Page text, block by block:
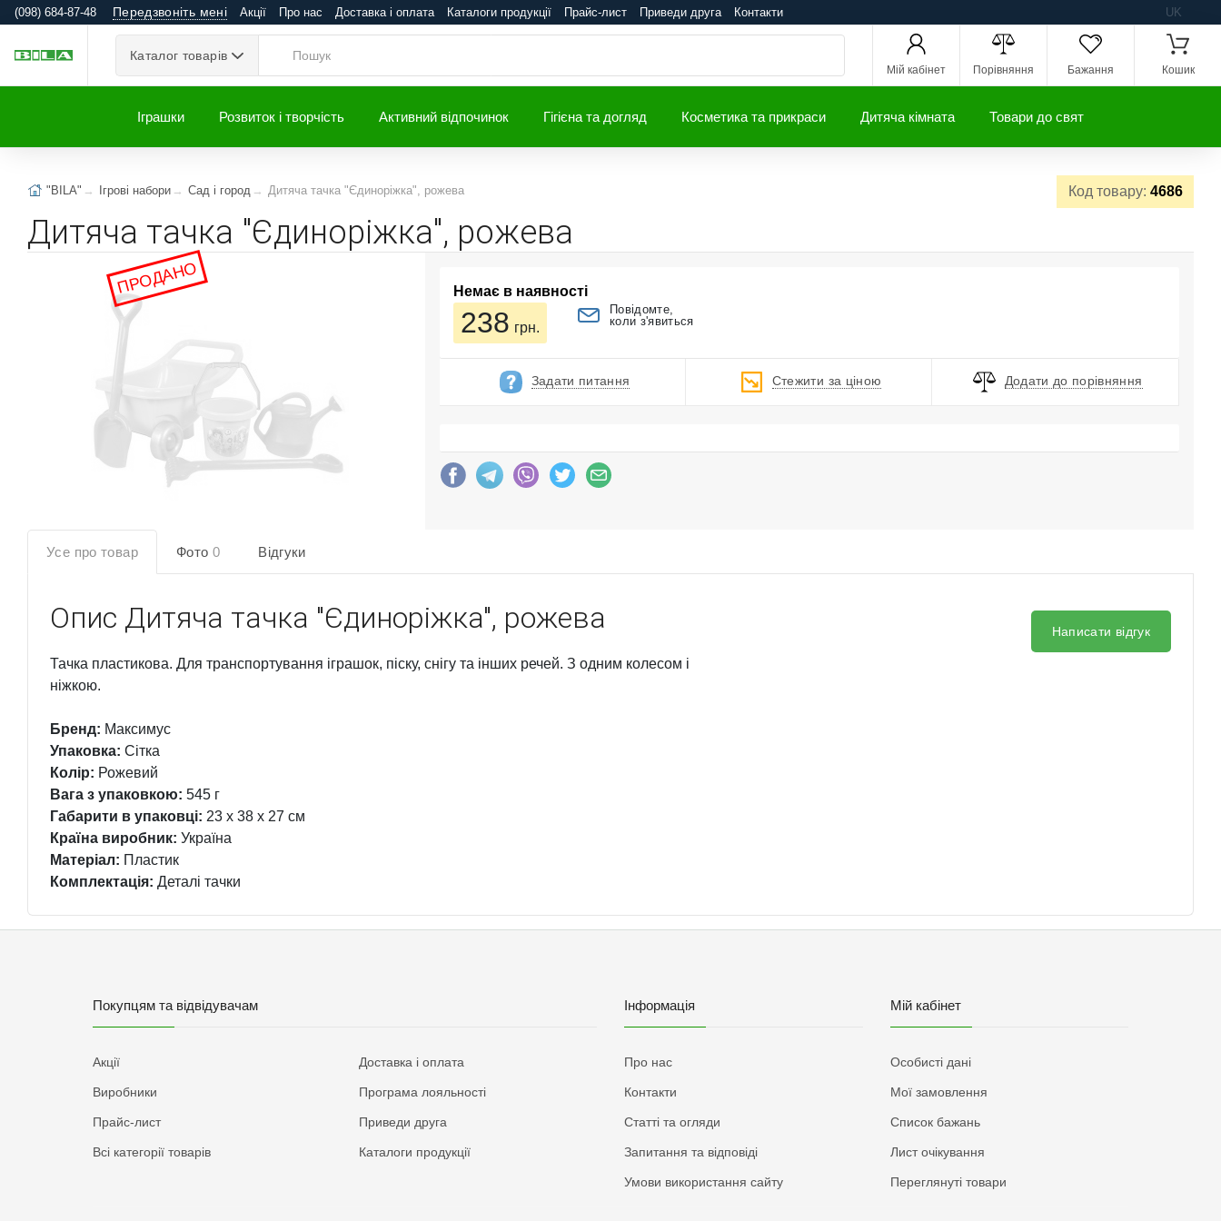
(098) 684-87-48 Передзвоніть мені Акції Про нас Доставка і оплата Каталоги продукції Прайс-лист Приведи друга Контакти UK
Каталог товарів
Мій кабінет Порівняння Бажання Кошик
Іграшки Розвиток і творчість Активний відпочинок Гігієна та догляд Косметика та прикраси Дитяча кімната Товари до свят
Код товару: 4686
"BILA" Ігрові набори Сад і город Дитяча тачка "Єдиноріжка", рожева
Дитяча тачка "Єдиноріжка", рожева
ПРОДАНО Немає в наявності
238 грн.
Повідомте,
коли з'явиться
Задати питання Стежити за ціною Додати до порівняння
Усе про товар Фото 0 Відгуки
Опис Дитяча тачка "Єдиноріжка", рожева
Тачка пластикова. Для транспортування іграшок, піску, снігу та інших речей. З одним колесом і
ніжкою.
Бренд: Максимус
Упаковка: Сітка
Колір: Рожевий
Вага з упаковкою: 545 г
Габарити в упаковці: 23 x 38 x 27 см
Країна виробник: Україна
Матеріал: Пластик
Комплектація: Деталі тачки
Написати відгук
Покупцям та відвідувачам
Акції
Виробники
Прайс-лист
Всі категорії товарів
Доставка і оплата
Програма лояльності
Приведи друга
Каталоги продукції
Інформація
Про нас
Контакти
Статті та огляди
Запитання та відповіді
Умови використання сайту
Мій кабінет
Особисті дані
Мої замовлення
Список бажань
Лист очікування
Переглянуті товари